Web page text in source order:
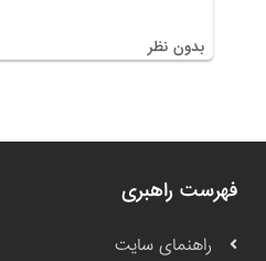
بدون نظر
فهرست راهبری
راهنمای سایت